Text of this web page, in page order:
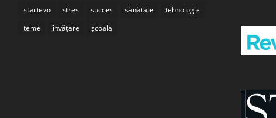
startevo
stres succes sănătate
tehnologie
teme
învățare școală